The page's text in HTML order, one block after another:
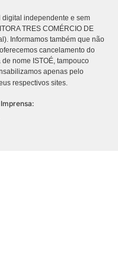
digital independente e sem
TRES COMÉRCIO DE
Informamos também que não
cancelamento do
nome ISTOÉ, tampouco
apenas pelo
respectivos sites.